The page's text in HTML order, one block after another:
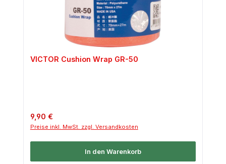
VICTOR Cushion Wrap GR-50
Regulärer Preis:
9,90 €
Preise inkl. MwSt. zzgl. Versandkosten
In den Warenkorb